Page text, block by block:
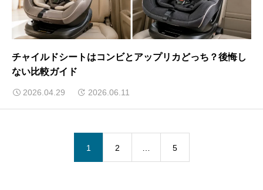
チャイルドシートはコンビとアップリカどっち？後悔し
ない比較ガイド
2026.04.29 2026.06.11
1 2 5